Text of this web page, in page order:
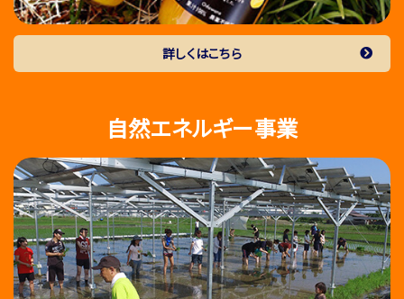
詳しくはこちら
自然エネルギー事業